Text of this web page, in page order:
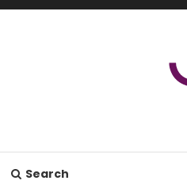
Search